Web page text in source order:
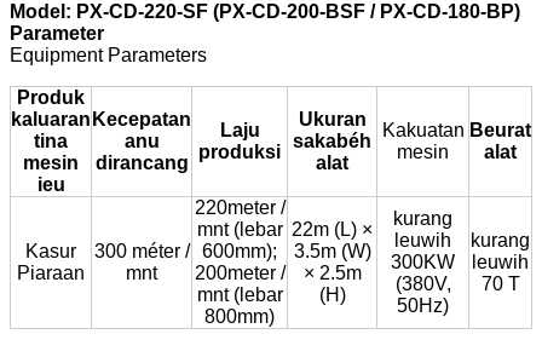
Model: PX-CD-220-SF (PX-CD-200-BSF / PX-CD-180-BP)
Parameter
Equipment Parameters
Produk
kaluaran
tina
mesin
ieu
Kecepatan
anu
dirancang
Laju
produksi
Ukuran
sakabéh
alat
Kakuatan
mesin
Beurat
alat
Kasur
Piaraan
300 méter /
mnt
220meter /
mnt (lebar
600mm);
200meter /
mnt (lebar
800mm)
22m (L) ×
3.5m (W)
× 2.5m
(H)
kurang
leuwih
300KW
(380V,
50Hz)
kurang
leuwih
70 T